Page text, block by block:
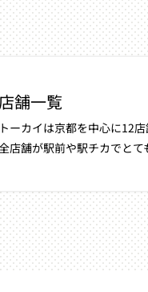
舗一覧
ーカイは京都を中心に12店
店舗が駅前や駅チカでとて